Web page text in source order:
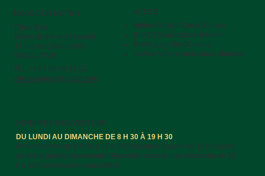
NOUS CONTACTER
Chez Sara
Salon de thé et pâtisserie
17 rue du Chariot d'Or
69004 LYON
TÉL +33 7 69 88 62 01
chezsaralyon@gmail.com
HORAIRES D'OUVERTURE
DU LUNDI AU DIMANCHE DE 8 H 30 À 19 H 30
Petit-déjeuner de 8 h 30 à 11 h 30 / Déjeuner à partir de 11 h / Salon
de thé et goûter l'après-midi / Brunch le samedi et le dimanche de 10
h à 15 h (réservation conseillée).
ACCÈS
Métro A station Croix Rousse
Bus C13 arrêt place Bertone
Parking du Gros Caillou
Station Vélo’v sur la place Bertone